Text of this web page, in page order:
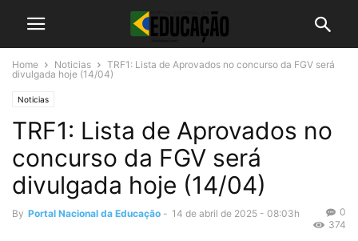
Home Noticias
TRF1: Lista de Aprovados no concurso da FGV será
divulgada hoje (14/04)
Noticias
TRF1: Lista de Aprovados no
concurso da FGV será
divulgada hoje (14/04)
By Portal Nacional da Educação - 14 de abril de 2025 - 08:03h
0
374